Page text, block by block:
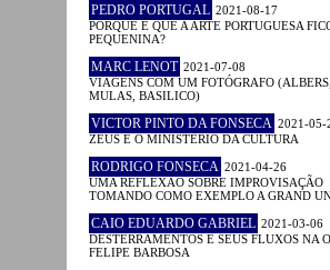
PEDRO PORTUGAL 2021-08-17
PORQUE É QUE A ARTE PORTUGUESA
PEQUENINA?
MARC LENOT 2021-07-08
VIAGENS COM UM FOTÓGRAFO (ALBERS,
MULAS, BASILICO)
VICTOR PINTO DA FONSECA 2021-05-
ZEUS E O MINISTÉRIO DA CULTURA
RODRIGO FONSECA 2021-04-26
UMA REFLEXÃO SOBRE IMPROVISAÇÃO
TOMANDO COMO EXEMPLO A GRAND
CAIO EDUARDO GABRIEL 2021-03-06
DESTERRAMENTOS E SEUS FLUXOS NA
FELIPE BARBOSA